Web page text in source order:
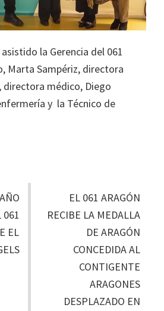
la Gerencia del 061
Marta Sampériz, directora
directora médico, Diego
y la Técnico de
061
EL
EL 061 ARAGÓN
RECIBE LA MEDALLA
DE ARAGÓN
CONCEDIDA AL
CONTIGENTE
ARAGONES
DESPLAZADO EN